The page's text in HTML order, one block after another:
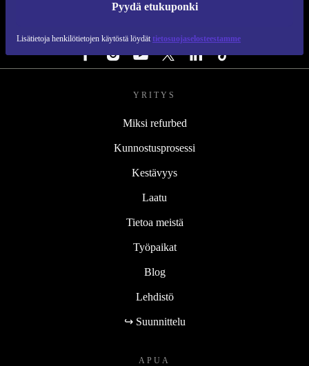
Pyydä etukuponki
Lisätietoja henkilötietojen käytöstä löydät tietosuojaselosteestamme
YRITYS
Miksi refurbed
Kunnostusprosessi
Kestävyys
Laatu
Tietoa meistä
Työpaikat
Blog
Lehdistö
↪ Suunnittelu
APUA